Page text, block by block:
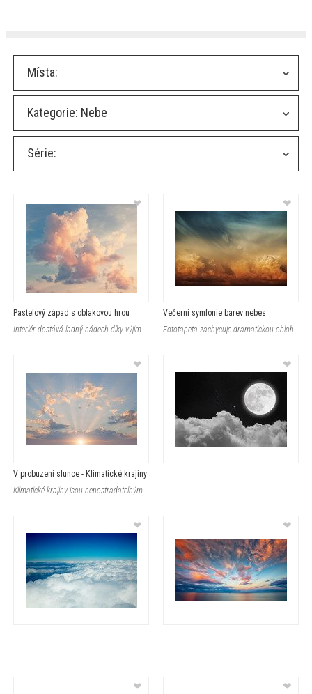
Místa:
Kategorie: Nebe
Série:
❤
Pastelový západ s oblakovou hrou
Interiér dostává ladný nádech díky výjimečnému večernímu světlu a je
❤
Večerní symfonie barev nebes
Fototapeta zachycuje dramatickou oblohu s výraznými, barevnými mraky tvoříc
❤
V probuzení slunce - Klimatické krajiny
Klimatické krajiny jsou nepostradatelným prvkem každého nového uspořádán
❤
❤ ❤
❤ ❤